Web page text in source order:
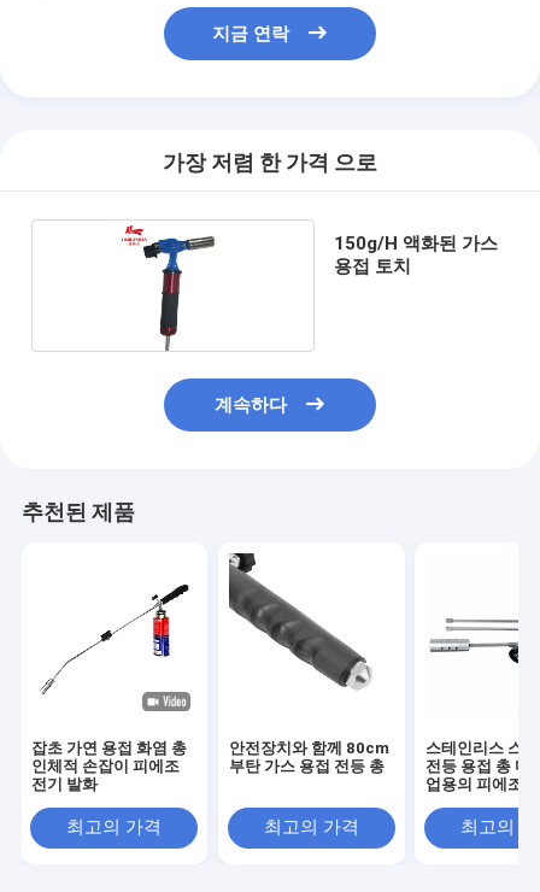
지금 연락
가장 저렴 한 가격 으로
150g/H 액화된 가스
용접 토치
계속하다
추천된 제품
잡초 가연 용접 화염 총
인체적 손잡이 피에조
전기 발화
최고의 가격
안전장치와 함께 80cm
부탄 가스 용접 전등 총
최고의 가격
스테인리스 스
전등 용접 총 다
업용의 피에조
최고의